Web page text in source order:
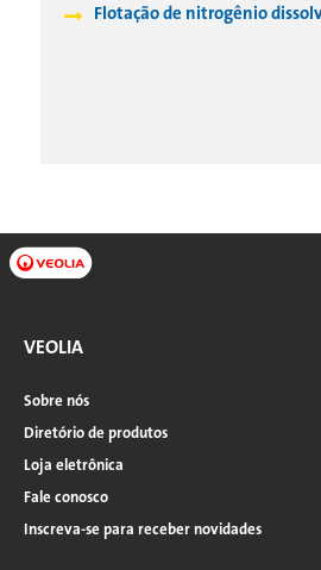
Flotação de nitrogênio
VEOLIA
Sobre nós
Diretório de produtos
Loja eletrônica
Fale conosco
Inscreva-se para receber novidades